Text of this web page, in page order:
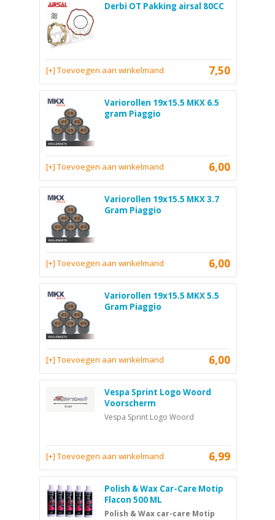
Derbi OT Pakking airsal 80CC
7,50
[+] Toevoegen aan winkelmand
Variorollen 19x15.5 MKX 6.5
gram Piaggio
6,00
[+] Toevoegen aan winkelmand
Variorollen 19x15.5 MKX 3.7
Gram Piaggio
6,00
[+] Toevoegen aan winkelmand
Variorollen 19x15.5 MKX 5.5
Gram Piaggio
6,00
[+] Toevoegen aan winkelmand
Vespa Sprint Logo Woord
Voorscherm
Vespa Sprint Logo Woord
6,99
[+] Toevoegen aan winkelmand
Polish & Wax Car-Care Motip
Flacon 500 ML
Polish & Wax car-care Motip